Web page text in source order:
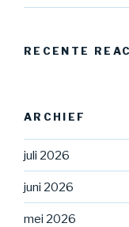
RECENTE
ARCHIEF
juli 2026
juni 2026
mei 2026